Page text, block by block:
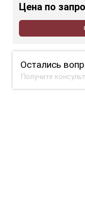
Цена по
Остались
Получите